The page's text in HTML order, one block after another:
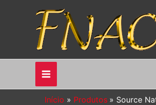
Início Produtos Source